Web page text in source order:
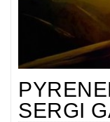
SERGI